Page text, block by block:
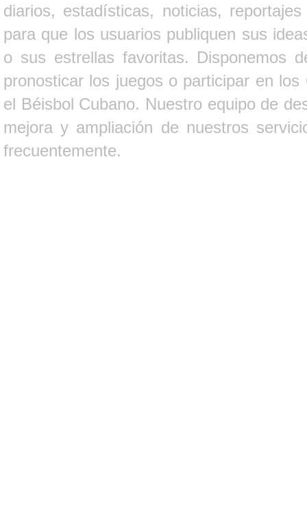
diarios, estadísticas, noticias,
para que los usuarios publiquen sus
o sus estrellas favoritas. Disponemos
pronosticar los juegos o participar en
el Béisbol Cubano. Nuestro equipo de
mejora y ampliación de nuestros
frecuentemente.